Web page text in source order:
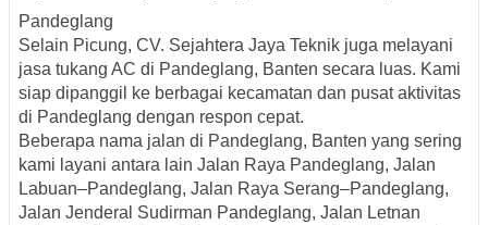
Pandeglang
Selain Picung, CV. Sejahtera Jaya Teknik juga melayani
jasa tukang AC di Pandeglang, Banten secara luas. Kami
siap dipanggil ke berbagai kecamatan dan pusat aktivitas
di Pandeglang dengan respon cepat.
Beberapa nama jalan di Pandeglang, Banten yang sering
kami layani antara lain Jalan Raya Pandeglang, Jalan
Labuan–Pandeglang, Jalan Raya Serang–Pandeglang,
Jalan Jenderal Sudirman Pandeglang, Jalan Letnan